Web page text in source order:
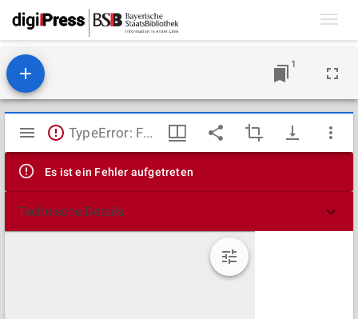
1
Mirador
Viewer
TypeError: Failed to fetch
Es ist ein Fehler aufgetreten
Technische Details